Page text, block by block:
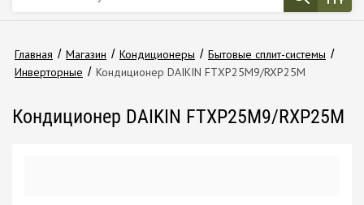
Главная / Магазин / Кондиционеры / Бытовые сплит-системы /
Инверторные / Кондиционер DAIKIN FTXP25M9/RXP25M
Кондиционер DAIKIN FTXP25M9/RXP25M